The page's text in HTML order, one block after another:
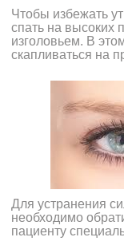
Чтобы избежать
спать на высоких
изголовьем. В
скапливаться на
Для устранения
необходимо
пациенту